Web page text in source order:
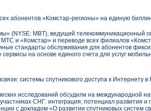
абонентов «Комстар-регионы» на единую
(NYSE: MBT), ведущий телекоммуникационный
МТС и «Комстар» и переводе всех филиалов
стандарты обслуживания для абонентов
сервисы на основе единого счета для услуг
системы спутникового доступа к Интернету
исследований обсудили на международной
СНГ: интеграция, потенциал развития
с докладом «О развитии спутниковых систем